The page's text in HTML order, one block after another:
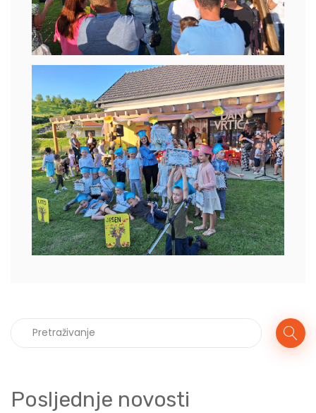
Posljednje novosti